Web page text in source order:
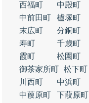
西福町
中殿町
中前田町
櫨塚町
末広町
分銅町
寿町
千歳町
霞町
松園町
御茶家所町 松下町
川西町
中浜町
中葭原町
下葭原町